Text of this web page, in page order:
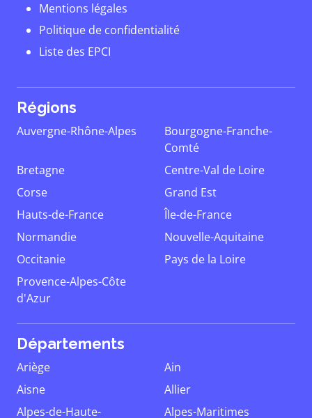
Mentions légales
Politique de confidentialité
Liste des EPCI
Régions
Auvergne-Rhône-Alpes
Bourgogne-Franche-
Comté
Bretagne
Centre-Val de Loire
Corse
Grand Est
Hauts-de-France
Île-de-France
Normandie
Nouvelle-Aquitaine
Occitanie
Pays de la Loire
Provence-Alpes-Côte
d'Azur
Départements
Ariège
Ain
Aisne
Allier
Alpes-de-Haute-
Alpes-Maritimes